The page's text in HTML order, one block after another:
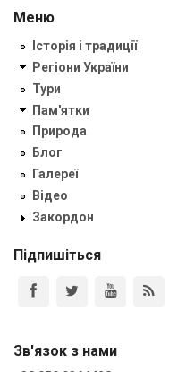
Меню
Історія і традиції
Регіони України
Тури
Пам'ятки
Природа
Блог
Галереї
Відео
Закордон
Підпишіться
Зв'язок з нами